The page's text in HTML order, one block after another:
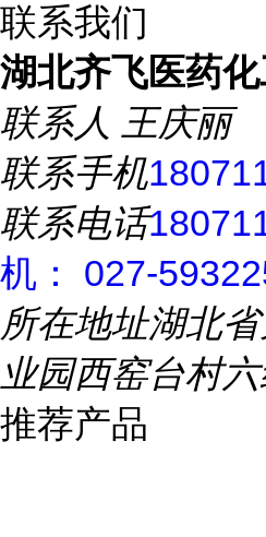
联系我们
湖北齐飞医药
联系人 王庆丽
联系手机
联系电话
机： 027-
所在地址湖北
业园西窑台村
推荐产品